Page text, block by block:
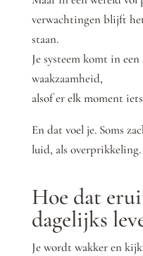
verwachtingen blijft het
staan.
Je systeem komt in
waakzaamheid,
alsof er elk moment
En dat voel je. Soms
luid, als overprikkeling.
Hoe dat
dagelijks
Je wordt wakker en